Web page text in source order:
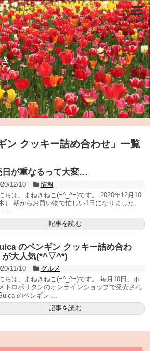
ン クッキー詰め合わせ 」 一覧
日が重なるって大変…
12/10
情報
ちは、まねきねこ(=^_^=)です。 2020年12月10
） 朝からお買い物で忙しい1日になりました。
記事を読む
のペンギン クッキー詰め合わ
が大人気(*^▽^*)
11/10
グルメ
ちは、まねきねこ(=^_^=)です。 毎月10日、ホ
トロポリタンのオンラインショップで発売され
のペンギン ...
記事を読む